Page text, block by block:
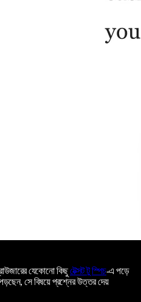
যেকোনো কিছুটেক্সট টু স্পিচ-এ পড়ে
সে বিষয়ে প্রশ্নের উত্তর দেয়